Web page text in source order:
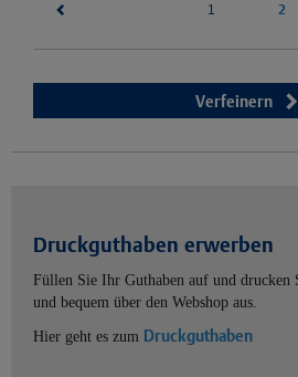
1 2
Verfeinern
Druckguthaben erwerben
Füllen Sie Ihr Guthaben auf und drucken
und bequem über den Webshop aus.
Hier geht es zum Druckguthaben